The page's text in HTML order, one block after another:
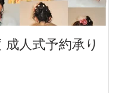
人式予約承り